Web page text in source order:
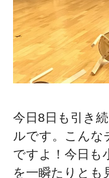
今日8日も引き
ルです。こんな
ですよ！今日も
を一瞬たりとも